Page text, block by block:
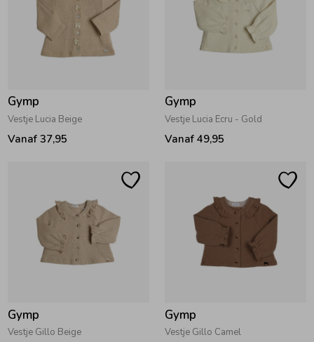
Colberts & Gilets
Rompers
Regenkleding &-laarzen
Zomeraccessoires
Jurken
Jumpsuits
Blazers & Gilets
Leggings
Verzorgingsproducten
Winteraccessoires
Gymp
Vestje Lucia Beige
Vanaf 37,95
Gymp
Vestje Lucia Ecru - Gold
Vanaf 49,95
Gymp
Vestje Gillo Beige
Gymp
Vestje Gillo Camel